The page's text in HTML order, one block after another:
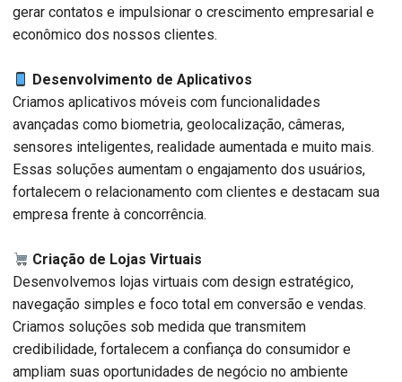
gerar contatos e impulsionar o crescimento empresarial e
econômico dos nossos clientes.
Desenvolvimento de Aplicativos
Criamos aplicativos móveis com funcionalidades
avançadas como biometria, geolocalização, câmeras,
sensores inteligentes, realidade aumentada e muito mais.
Essas soluções aumentam o engajamento dos usuários,
fortalecem o relacionamento com clientes e destacam sua
empresa frente à concorrência.
Criação de Lojas Virtuais
Desenvolvemos lojas virtuais com design estratégico,
navegação simples e foco total em conversão e vendas.
Criamos soluções sob medida que transmitem
credibilidade, fortalecem a confiança do consumidor e
ampliam suas oportunidades de negócio no ambiente